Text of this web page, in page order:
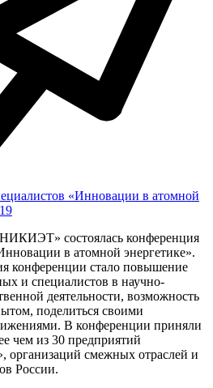
«Инновации в атомной
состоялась конференция
в атомной энергетике».
конференции стало повышение
и специалистов в научно-
деятельности, возможность
поделиться своими
В конференции приняли
чем из 30 предприятий
организаций смежных отраслей и
России.